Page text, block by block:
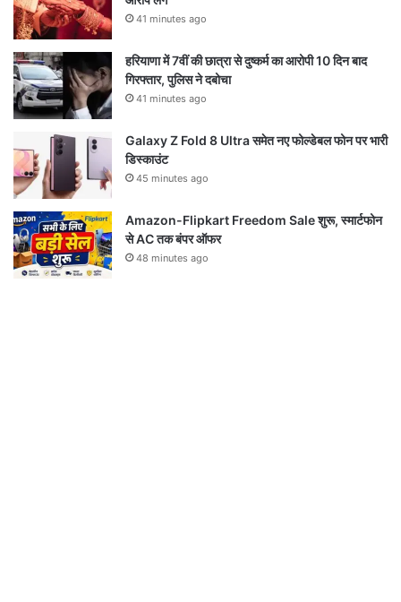
41 minutes ago
हरियाणा में 7वीं की छात्रा से दुष्कर्म का आरोपी 10 दिन बाद
गिरफ्तार, पुलिस ने दबोचा
41 minutes ago
Galaxy Z Fold 8 Ultra समेत नए फोल्डेबल फोन पर भारी
डिस्काउंट
45 minutes ago
Amazon-Flipkart Freedom Sale शुरू, स्मार्टफोन
से AC तक बंपर ऑफर
48 minutes ago